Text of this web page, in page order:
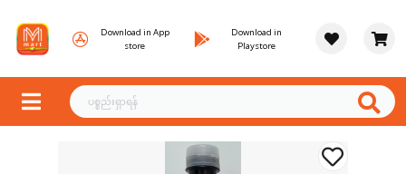
Download in App
store
Download in
Playstore